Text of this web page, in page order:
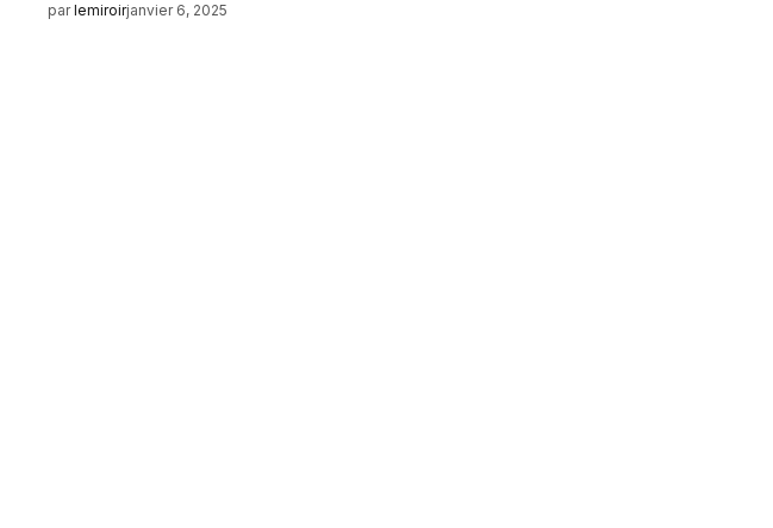
par lemiroirjanvier 6, 2025